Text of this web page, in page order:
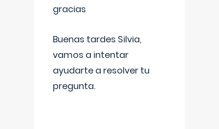
gracias
Buenas tardes Silvia,
vamos a intentar
ayudarte a resolver tu
pregunta.